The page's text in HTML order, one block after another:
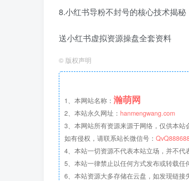
8.小红书导粉不封号的核心技术揭秘
送小红书虚拟资源操盘全套资料
© 版权声明
1、本网站名称： 瀚萌网
2、本站永久网址： hanmengwang.com
3、本网站所有资源来源于网络，仅供本站
如有侵权，请联系站长微信号：
4、本站一切资源不代表本站立场，并不代
5、本站一律禁止以任何方式发布或转载
6、本站资源大多存储在云盘，如发现链接